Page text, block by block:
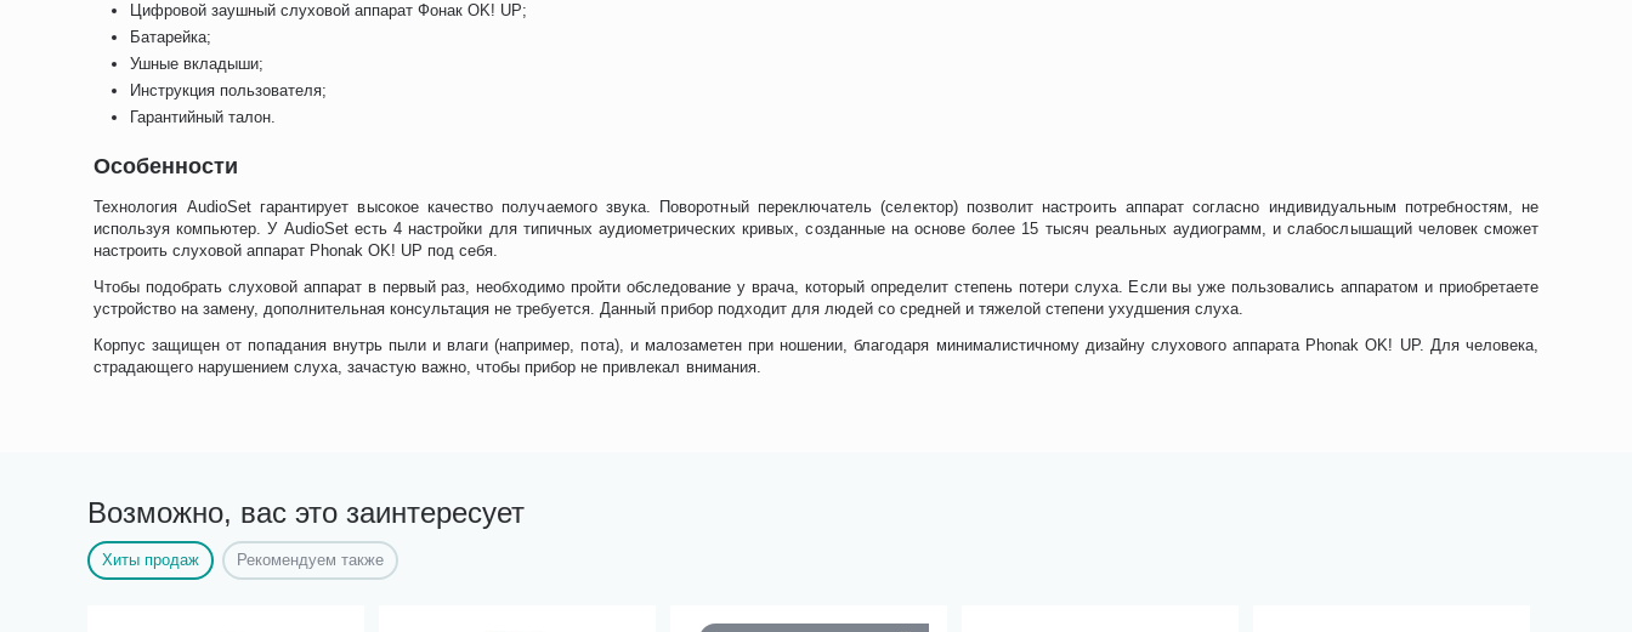
Цифровой заушный слуховой аппарат Фонак OK! UP;
Батарейка;
Ушные вкладыши;
Инструкция пользователя;
Гарантийный талон.
Особенности
Технология AudioSet гарантирует высокое качество получаемого звука. Поворотный переключатель (селектор) позволит настроить аппарат согласно индивидуальным потребностям, не
используя компьютер. У AudioSet есть 4 настройки для типичных аудиометрических кривых, созданные на основе более 15 тысяч реальных аудиограмм, и слабослышащий человек сможет
настроить слуховой аппарат Phonak OK! UP под себя.
Чтобы подобрать слуховой аппарат в первый раз, необходимо пройти обследование у врача, который определит степень потери слуха. Если вы уже пользовались аппаратом и приобретаете
устройство на замену, дополнительная консультация не требуется. Данный прибор подходит для людей со средней и тяжелой степени ухудшения слуха.
Корпус защищен от попадания внутрь пыли и влаги (например, пота), и малозаметен при ношении, благодаря минималистичному дизайну слухового аппарата Phonak OK! UP. Для человека,
страдающего нарушением слуха, зачастую важно, чтобы прибор не привлекал внимания.
Возможно, вас это заинтересует
Хиты продаж Рекомендуем также